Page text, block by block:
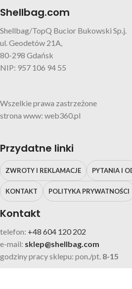
Shellbag.com
Shellbag/TopQ Bucior Bukowski Sp.j.
ul. Geodetów 21A,
80-298 Gdańsk
NIP: 957 106 94 55
Wszelkie prawa zastrzeżone
strona www: web360.pl
Przydatne linki
ZWROTY I REKLAMACJE PYTANIA I
KONTAKT POLITYKA PRYWATNOŚCI
Kontakt
telefon: +48 604 120 202
e-mail: sklep@shellbag.com
godziny pracy sklepu: pon./pt. 8-15